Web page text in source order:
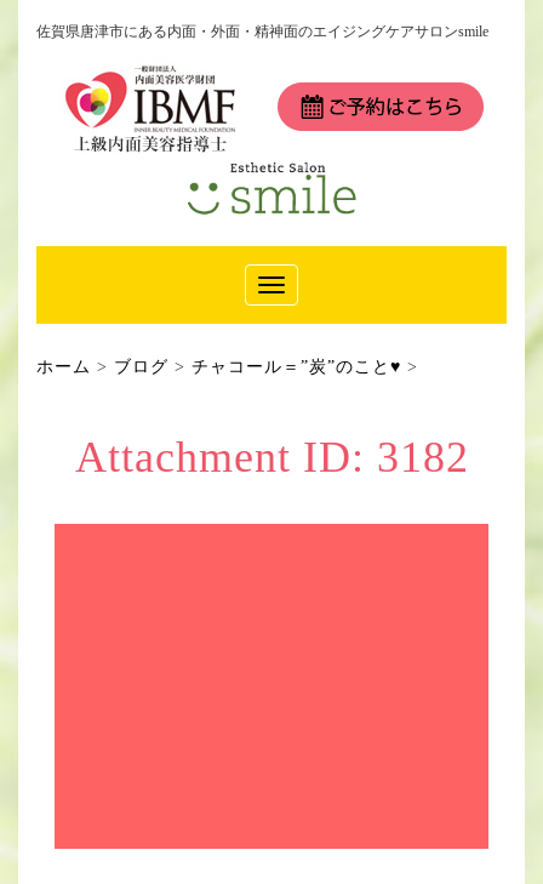
佐賀県唐津市にある内面・外面・精神面のエイジングケアサロンsmile
Toggle
Navigation
ホーム > ブログ > チャコール＝”炭”のこと♥ >
Attachment ID: 3182